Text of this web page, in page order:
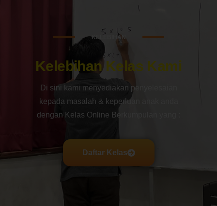
KELEBIHAN
Kelebihan Kelas Kami
Di sini kami menyediakan penyelesaian
kepada masalah & keperluan anak anda
dengan Kelas Online Berkumpulan yang :
Daftar Kelas